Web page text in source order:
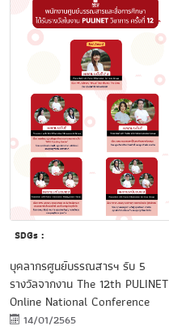
SDGs :
บุคลากรศูนย์บรรณสารฯ รับ 5
รางวัลจากงาน The 12th PULINET
Online National Conference
14/01/2565